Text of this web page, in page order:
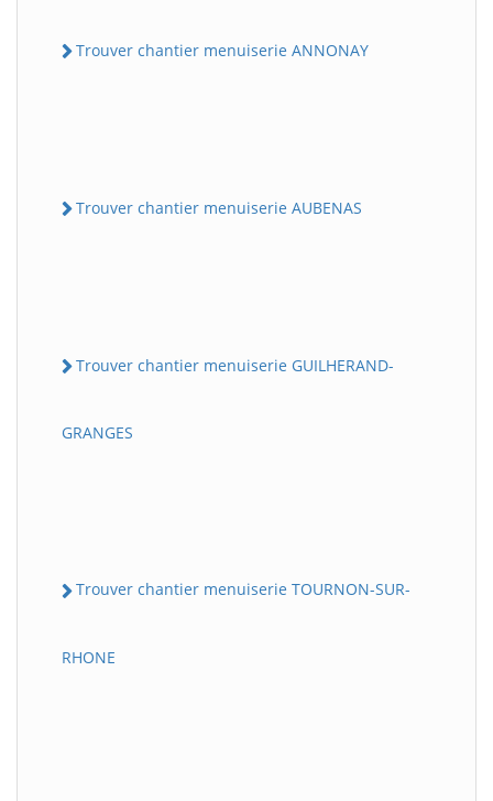
Trouver chantier menuiserie ANNONAY
Trouver chantier menuiserie AUBENAS
Trouver chantier menuiserie GUILHERAND-
GRANGES
Trouver chantier menuiserie TOURNON-SUR-
RHONE